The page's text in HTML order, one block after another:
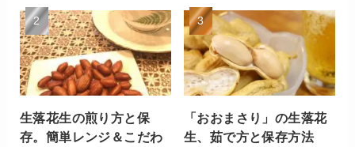
生落花生の煎り方と保
存。簡単レンジ＆こだわ
「おおまさり」の生落花
生、茹で方と保存方法